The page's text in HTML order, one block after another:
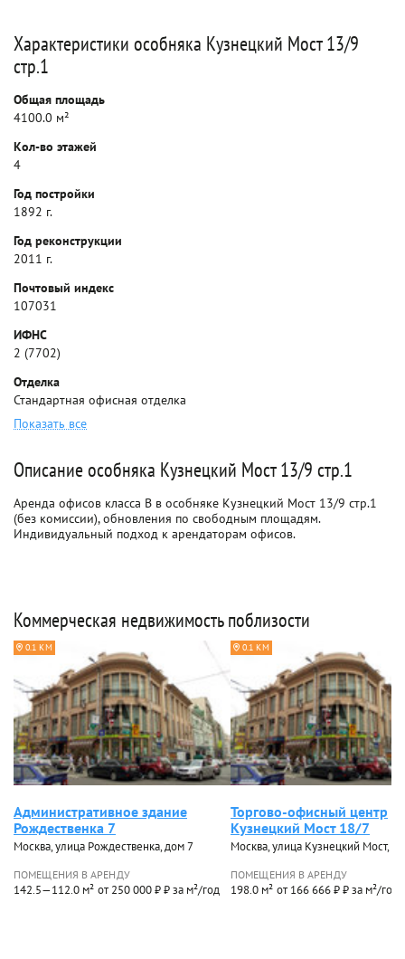
Характеристики особняка Кузнецкий Мост 13/9
стр.1
Общая площадь
4100.0 м²
Кол-во этажей
4
Год постройки
1892 г.
Год реконструкции
2011 г.
Почтовый индекс
107031
ИФНС
2 (7702)
Отделка
Стандартная офисная отделка
Показать все
Описание особняка Кузнецкий Мост 13/9 стр.1
Аренда офисов класса B в особняке Кузнецкий Мост 13/9 стр.1
(без комиссии), обновления по свободным площадям.
Индивидуальный подход к арендаторам офисов.
Коммерческая недвижимость поблизости
0.1 КМ
Административное здание
Рождественка 7
Москва, улица Рождественка, дом 7
ПОМЕЩЕНИЯ В АРЕНДУ
142.5—112.0 м² от 250 000 ₽ ₽ за м²/год
0.1 КМ
Торгово-офисный центр
Кузнецкий Мост 18/7
Москва, улица Кузнецкий Мост,
ПОМЕЩЕНИЯ В АРЕНДУ
198.0 м² от 166 666 ₽ ₽ за м²/год